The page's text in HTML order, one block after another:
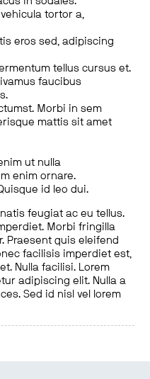
tortor a,
eros sed, adipiscing
tellus cursus et.
faucibus
Morbi in sem
mattis sit amet
ut nulla
enim ornare.
id leo dui.
feugiat ac eu tellus.
Morbi fringilla
Praesent quis eleifend
facilisis imperdiet est,
Nulla facilisi. Lorem
adipiscing elit. Nulla a
Sed id nisl vel lorem